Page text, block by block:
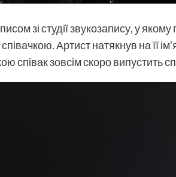
зі студії звукозапису, у
Артист натякнув на її
співак зовсім скоро випустить